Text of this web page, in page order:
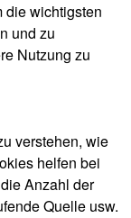
die wichtigsten
und zu
Nutzung zu
verstehen, wie
helfen bei
Anzahl der
Quelle usw.